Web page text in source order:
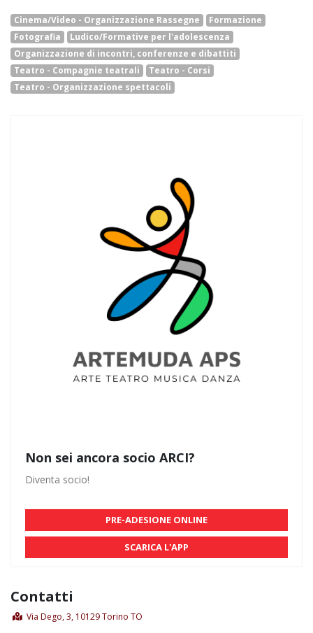
Cinema/Video - Organizzazione Rassegne
Formazione
Fotografia
Ludico/Formative per l'adolescenza
Organizzazione di incontri, conferenze e dibattiti
Teatro - Compagnie teatrali
Teatro - Corsi
Teatro - Organizzazione spettacoli
Non sei ancora socio ARCI?
Diventa socio!
PRE-ADESIONE ONLINE
SCARICA L'APP
Contatti
Via Dego, 3, 10129 Torino TO